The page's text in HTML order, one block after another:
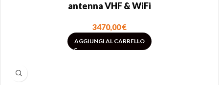
antenna VHF & WiFi
3470,00€
AGGIUNGI AL CARRELLO